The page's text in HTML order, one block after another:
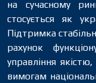
на сучасному
стосується як
Підтримка
рахунок
управління
вимогам